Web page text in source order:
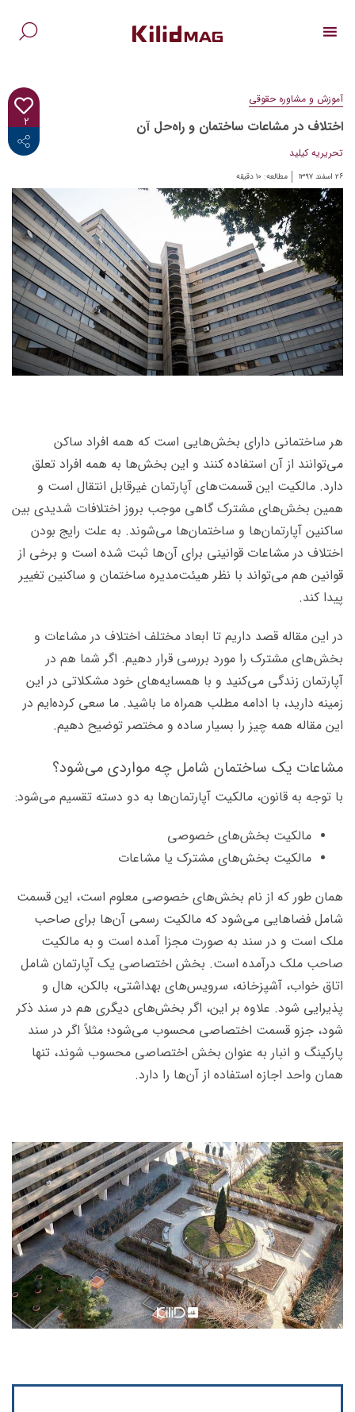
۲
<i class="fab fa-facebook-f"></i>
آموزش و مشاوره حقوقی
اختلاف در مشاعات ساختمان و راه‌حل آن‌
تحریریه کیلید
۲۶ اسفند ۱۳۹۷ مطالعه: ۱۰ دقیقه
هر ساختمانی دارای بخش‌هایی است که همه افراد ساکن
می‌توانند از آن استفاده کنند و این بخش‌ها به همه افراد تعلق
دارد. مالکیت این قسمت‌های آپارتمان غیرقابل انتقال است و
همین بخش‌های مشترک گاهی موجب بروز اختلافات شدیدی بین
ساکنین آپارتمان‌ها و ساختمان‌ها می‌شوند. به علت رایج بودن
اختلاف در مشاعات قوانینی برای آن‌ها ثبت شده است و برخی از
قوانین هم می‌تواند با نظر هیئت‌مدیره ساختمان و ساکنین تغییر
پیدا کند.
در این مقاله قصد داریم تا ابعاد مختلف اختلاف در مشاعات و
بخش‌های مشترک را مورد بررسی قرار دهیم. اگر شما هم در
آپارتمان زندگی می‌کنید و با همسایه‌های خود مشکلاتی در این
زمینه دارید، با ادامه مطلب همراه ما باشید. ما سعی کرده‌ایم در
این مقاله همه چیز را بسیار ساده و مختصر توضیح دهیم.
مشاعات یک ساختمان شامل چه مواردی می‌شود؟
با توجه به قانون، مالکیت آپارتمان‌ها به دو دسته تقسیم می‌شود:
مالکیت بخش‌های خصوصی
مالکیت بخش‌های مشترک یا مشاعات
همان طور که از نام بخش‌های خصوصی معلوم است، این قسمت
شامل فضاهایی می‌شود که مالکیت رسمی آن‌ها برای صاحب
ملک است و در سند به صورت مجزا آمده است و به مالکیت
صاحب ملک درآمده است. بخش اختصاصی یک آپارتمان شامل
اتاق خواب، آشپزخانه، سرویس‌های بهداشتی، بالکن، هال و
پذیرایی شود. علاوه بر این، اگر بخش‌های دیگری هم در سند ذکر
شود، جزو قسمت اختصاصی محسوب می‌شود؛ مثلاً اگر در سند
پارکینگ و انبار به عنوان بخش اختصاصی محسوب شوند، تنها
همان واحد اجازه استفاده از آن‌ها را دارد.